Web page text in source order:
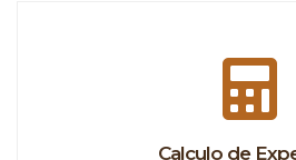
Calculo de